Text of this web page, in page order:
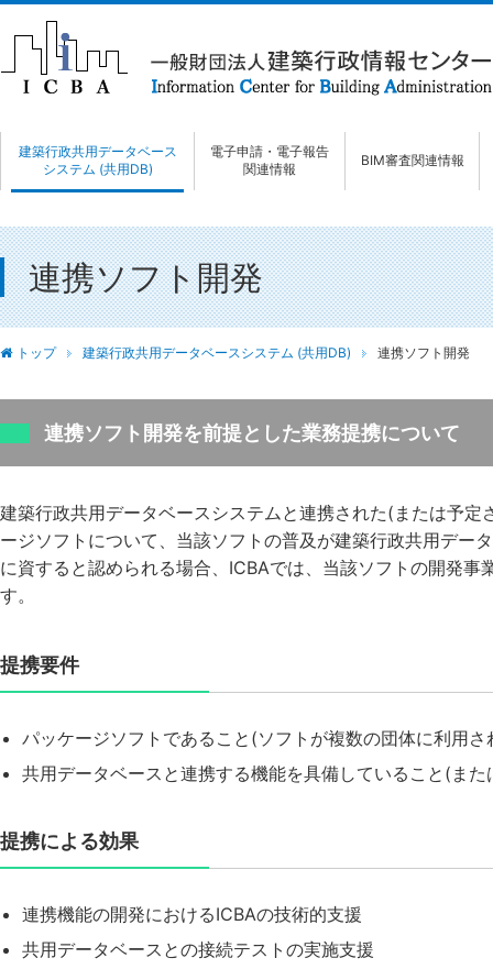
建築行政共用データベース
システム (共用DB)
電子申請・電子報告
関連情報
BIM審査関連情報
連携ソフト開発
トップ 建築行政共用データベースシステム (共用DB) 連携ソフト開発
連携ソフト開発を前提とした業務提携について
建築行政共用データベースシステムと連携された(または予定
ージソフトについて、当該ソフトの普及が建築行政共用デー
に資すると認められる場合、ICBAでは、当該ソフトの開発事
す。
提携要件
パッケージソフトであること(ソフトが複数の団体に利用さ
共用データベースと連携する機能を具備していること(ま
提携による効果
連携機能の開発におけるICBAの技術的支援
共用データベースとの接続テストの実施支援